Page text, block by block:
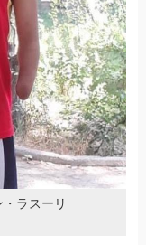
ン・ラスーリ